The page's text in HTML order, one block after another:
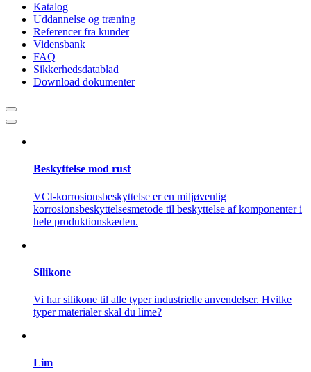
Katalog
Uddannelse og træning
Referencer fra kunder
Vidensbank
FAQ
Sikkerhedsdatablad
Download dokumenter
Beskyttelse mod rust
VCI-korrosionsbeskyttelse er en miljøvenlig
korrosionsbeskyttelsesmetode til beskyttelse af komponenter i
hele produktionskæden.
Silikone
Vi har silikone til alle typer industrielle anvendelser. Hvilke
typer materialer skal du lime?
Lim